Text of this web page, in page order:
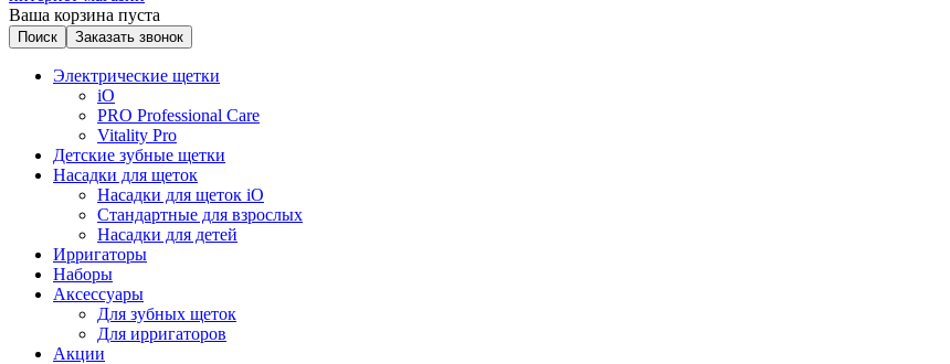
Ваша корзина пуста
Поиск Заказать звонок
Электрические щетки
iO
PRO Professional Care
Vitality Pro
Детские зубные щетки
Насадки для щеток
Насадки для щеток iO
Стандартные для взрослых
Насадки для детей
Ирригаторы
Наборы
Аксессуары
Для зубных щеток
Для ирригаторов
Акции